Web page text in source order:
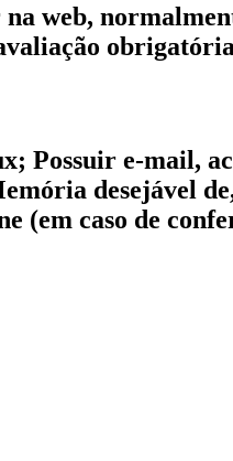
web,
Possuir e-mail,
desejável
(em caso de